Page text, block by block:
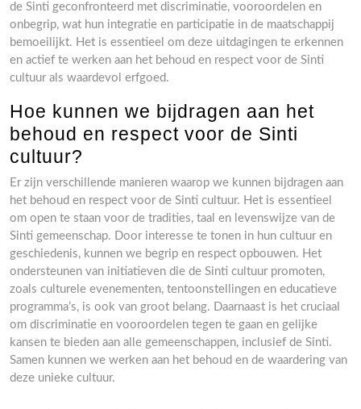
de Sinti geconfronteerd met discriminatie, vooroordelen en
onbegrip, wat hun integratie en participatie in de maatschappij
bemoeilijkt. Het is essentieel om deze uitdagingen te erkennen
en actief te werken aan het behoud en respect voor de Sinti
cultuur als waardevol erfgoed.
Hoe kunnen we bijdragen aan het
behoud en respect voor de Sinti
cultuur?
Er zijn verschillende manieren waarop we kunnen bijdragen aan
het behoud en respect voor de Sinti cultuur. Het is essentieel
om open te staan voor de tradities, taal en levenswijze van de
Sinti gemeenschap. Door interesse te tonen in hun cultuur en
geschiedenis, kunnen we begrip en respect opbouwen. Het
ondersteunen van initiatieven die de Sinti cultuur promoten,
zoals culturele evenementen, tentoonstellingen en educatieve
programma’s, is ook van groot belang. Daarnaast is het cruciaal
om discriminatie en vooroordelen tegen te gaan en gelijke
kansen te bieden aan alle gemeenschappen, inclusief de Sinti.
Samen kunnen we werken aan het behoud en de waardering van
deze unieke cultuur.